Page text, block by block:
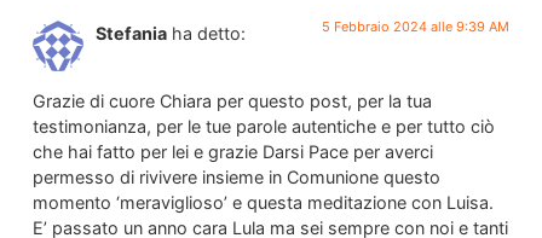
Stefania ha detto: 5 Febbraio 2024 alle 9:39 AM
Grazie di cuore Chiara per questo post, per la tua
testimonianza, per le tue parole autentiche e per tutto ciò
che hai fatto per lei e grazie Darsi Pace per averci
permesso di rivivere insieme in Comunione questo
momento ‘meraviglioso’ e questa meditazione con Luisa.
E’ passato un anno cara Lula ma sei sempre con noi e tanti